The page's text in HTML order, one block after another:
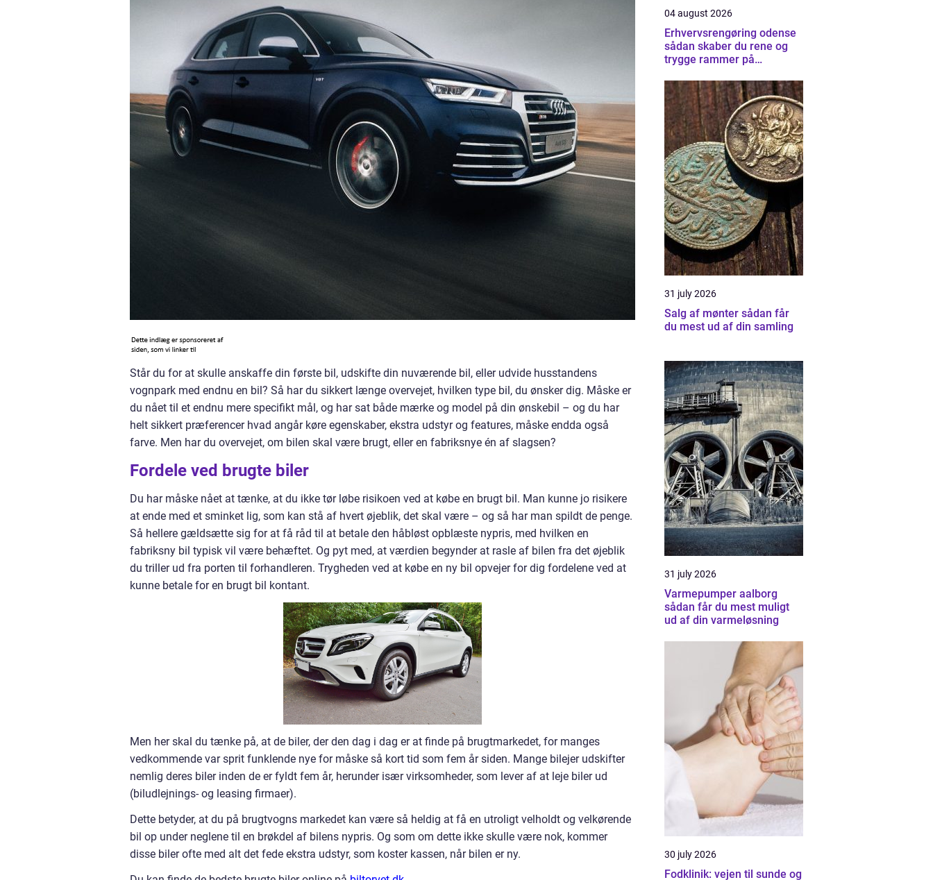
Står du for at skulle anskaffe din første bil, udskifte din nuværende bil, eller udvide husstandens
vognpark med endnu en bil? Så har du sikkert længe overvejet, hvilken type bil, du ønsker dig. Måske er
du nået til et endnu mere specifikt mål, og har sat både mærke og model på din ønskebil – og du har
helt sikkert præferencer hvad angår køre egenskaber, ekstra udstyr og features, måske endda også
farve. Men har du overvejet, om bilen skal være brugt, eller en fabriksnye én af slagsen?
Fordele ved brugte biler
Du har måske nået at tænke, at du ikke tør løbe risikoen ved at købe en brugt bil. Man kunne jo risikere
at ende med et sminket lig, som kan stå af hvert øjeblik, det skal være – og så har man spildt de penge.
Så hellere gældsætte sig for at få råd til at betale den håbløst opblæste nypris, med hvilken en
fabriksny bil typisk vil være behæftet. Og pyt med, at værdien begynder at rasle af bilen fra det øjeblik
du triller ud fra porten til forhandleren. Trygheden ved at købe en ny bil opvejer for dig fordelene ved at
kunne betale for en brugt bil kontant.
Men her skal du tænke på, at de biler, der den dag i dag er at finde på brugtmarkedet, for manges
vedkommende var sprit funklende nye for måske så kort tid som fem år siden. Mange bilejer udskifter
nemlig deres biler inden de er fyldt fem år, herunder især virksomheder, som lever af at leje biler ud
(biludlejnings- og leasing firmaer).
Dette betyder, at du på brugtvogns markedet kan være så heldig at få en utroligt velholdt og velkørende
bil op under neglene til en brøkdel af bilens nypris. Og som om dette ikke skulle være nok, kommer
disse biler ofte med alt det fede ekstra udstyr, som koster kassen, når bilen er ny.
04 august 2026
Erhvervsrengøring odense
sådan skaber du rene og
trygge rammer på
31 july 2026
Salg af mønter sådan får
du mest ud af din samling
31 july 2026
Varmepumper aalborg
sådan får du mest muligt
ud af din varmeløsning
30 july 2026
Fodklinik: vejen til sunde og